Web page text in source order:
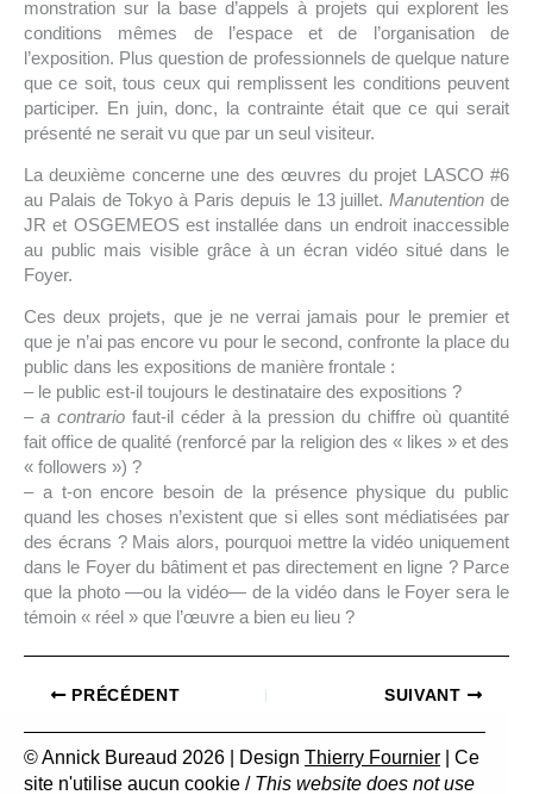
monstration sur la base d’appels à projets qui explorent les
conditions mêmes de l’espace et de l’organisation de
l’exposition. Plus question de professionnels de quelque nature
que ce soit, tous ceux qui remplissent les conditions peuvent
participer. En juin, donc, la contrainte était que ce qui serait
présenté ne serait vu que par un seul visiteur.
La deuxième concerne une des œuvres du projet LASCO #6
au Palais de Tokyo à Paris depuis le 13 juillet.Manutention de
JR et OSGEMEOS est installée dans un endroit inaccessible
au public mais visible grâce à un écran vidéo situé dans le
Foyer.
Ces deux projets, que je ne verrai jamais pour le premier et
que je n’ai pas encore vu pour le second, confronte la place du
public dans les expositions de manière frontale :
– le public est-il toujours le destinataire des expositions ?
– a contrariofaut-il céder à la pression du chiffre où quantité
fait office de qualité (renforcé par la religion des « likes » et des
« followers ») ?
– a t-on encore besoin de la présence physique du public
quand les choses n’existent que si elles sont médiatisées par
des écrans ? Mais alors, pourquoi mettre la vidéo uniquement
dans le Foyer du bâtiment et pas directement en ligne ? Parce
que la photo —ou la vidéo— de la vidéo dans le Foyer sera le
témoin « réel » que l’œuvre a bien eu lieu ?
PRÉCÉDENT SUIVANT
© Annick Bureaud 2026 | Design Thierry Fournier | Ce
site n'utilise aucun cookie / This website does not use